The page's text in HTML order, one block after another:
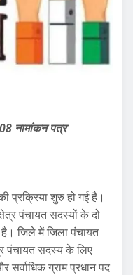
नामांकन पत्र
प्रक्रिया शुरु हो गई है।
पंचायत सदस्यों के दो
है। जिले में जिला पंचायत
पंचायत सदस्य के लिए
ग्राम प्रधान पद